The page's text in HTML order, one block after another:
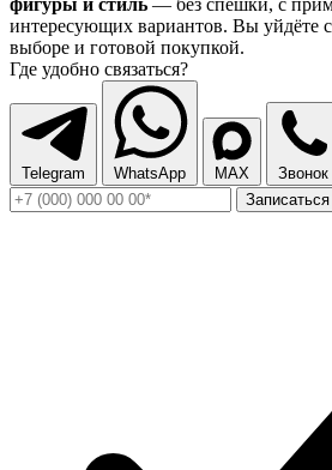
фигуры и стиль — без спешки, с
интересующих вариантов. Вы уйдёте
выборе и готовой покупкой.
Где удобно связаться?
Telegram WhatsApp MAX
Звонок